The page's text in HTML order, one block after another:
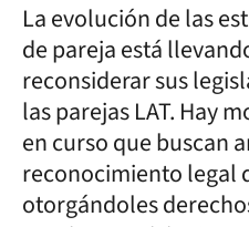
La evolución de las
de pareja está
reconsiderar sus
las parejas LAT. Hay
en curso que buscan
reconocimiento legal
otorgándoles